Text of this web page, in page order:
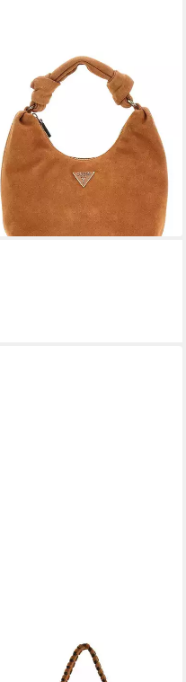
Schultertasche Hobo Bag, aus
echtem Leder
127,48 €
-23%
lieferbar - in 2-3 Werktagen bei dir
Schultertasche Hobo Bag, aus